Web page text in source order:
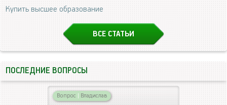
Купить высшее образование
ВСЕ СТАТЬИ
ПОСЛЕДНИЕ ВОПРОСЫ
Вопрос | Владислав